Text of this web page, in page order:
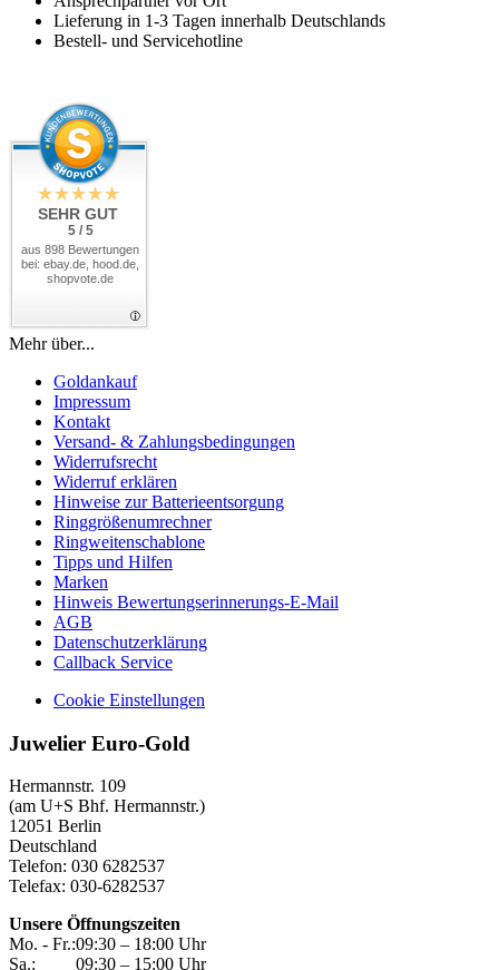
Lieferung in 1-3 Tagen innerhalb Deutschlands
Bestell- und Servicehotline
SEHR GUT
5 / 5
aus 898 Bewertungen
bei: ebay.de, hood.de,
shopvote.de
Mehr über...
Goldankauf
Impressum
Kontakt
Versand- & Zahlungsbedingungen
Widerrufsrecht
Widerruf erklären
Hinweise zur Batterieentsorgung
Ringgrößenumrechner
Ringweitenschablone
Tipps und Hilfen
Marken
Hinweis Bewertungserinnerungs-E-Mail
AGB
Datenschutzerklärung
Callback Service
Cookie Einstellungen
Juwelier Euro-Gold
Hermannstr. 109
(am U+S Bhf. Hermannstr.)
12051 Berlin
Deutschland
Telefon: 030 6282537
Telefax: 030-6282537
Unsere Öffnungszeiten
Mo. - Fr.:09:30 – 18:00 Uhr
Sa.:
09:30 – 15:00 Uhr